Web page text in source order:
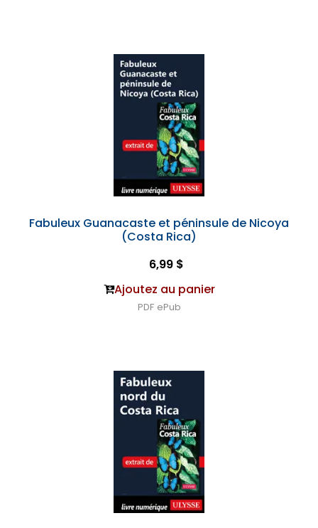
Fabuleux Guanacaste et péninsule de Nicoya
(Costa Rica)
6,99 $
Ajoutez au panier
PDF ePub